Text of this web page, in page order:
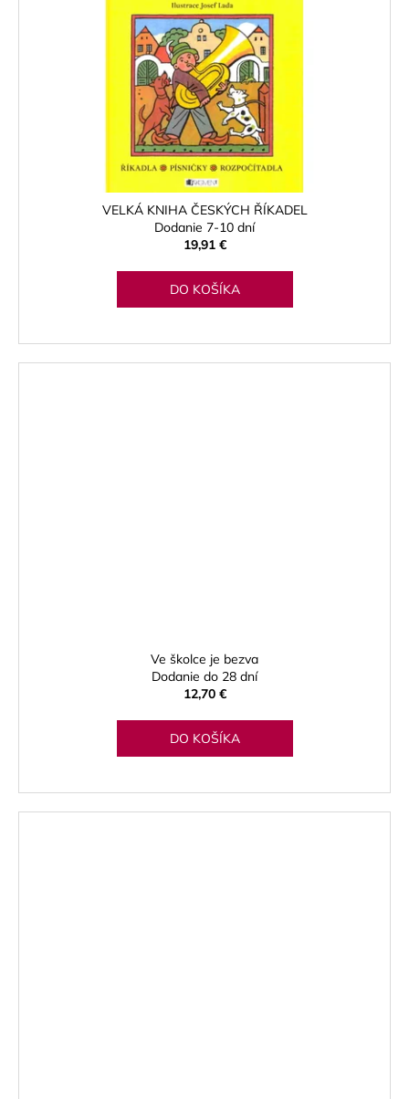
VELKÁ KNIHA ČESKÝCH ŘÍKADEL
Dodanie 7-10 dní
19,91 €
DO KOŠÍKA
Ve školce je bezva
Dodanie do 28 dní
12,70 €
DO KOŠÍKA